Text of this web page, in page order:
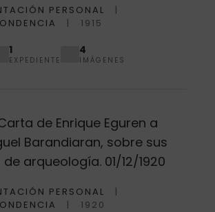
PERSONAL
1915
1
EXPEDIENTE
4
IMÁGENES
de Enrique Eguren a
Barandiaran, sobre sus
arqueología. 01/12/1920
PERSONAL
1920